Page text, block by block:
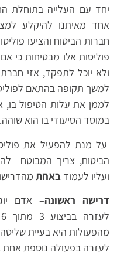
יחד עם העלייה בתוחלת
אחד מאיתנו להיקלע
חברות הביטוח והציעו
פוליסות אלו מבטיחות כי
ולא יוכל לתפקד, אזי
למשך תקופה בהתאם
לממן את עלות הטיפול
במוסד הסיעודי בו הוא שוהה.
על מנת להפעיל את
הביטוח, צריך המבוטח
ועליו לעמוד באחת
דרישה ראשונה– אדם
מהפעולות היא בעיית
לעזרה בפעולה נוספת אחת